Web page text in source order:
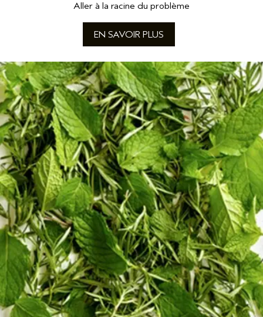
Aller à la racine du problème
EN SAVOIR PLUS